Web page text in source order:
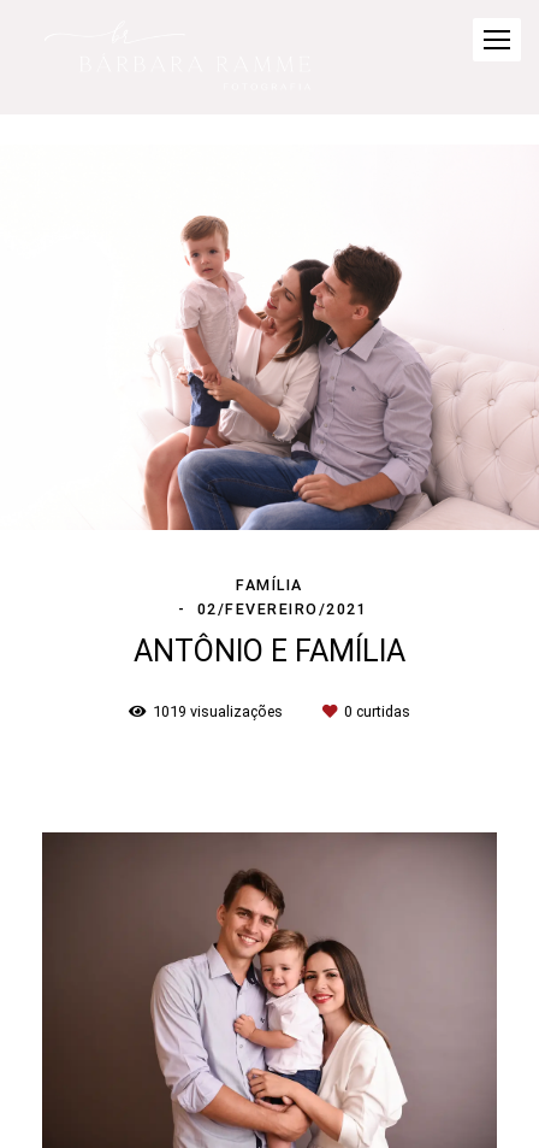
FAMÍLIA
02/FEVEREIRO/2021
ANTÔNIO E FAMÍLIA
1019 visualizações 0 curtidas